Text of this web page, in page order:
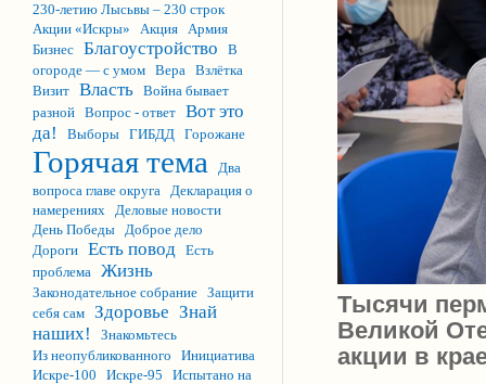
230-летию Лысьвы – 230 строк
Акции «Искры»
Акция Армия
Бизнес Благоустройство
В
огороде — с умом Вера Взлётка
Визит Власть Война бывает
разной Вопрос - ответ Вот это
да!
Выборы ГИБДД Горожане
Горячая тема
Два
вопроса главе округа Декларация о
намерениях Деловые новости
День Победы Доброе дело
Дороги Есть повод Есть
проблема Жизнь
Законодательное собрание Защити
себя сам Здоровье Знай
наших!
Знакомьтесь
Из неопубликованного
Инициатива
Искре-100
Искре-95
Испытано на
Тысячи
Великой
акции в